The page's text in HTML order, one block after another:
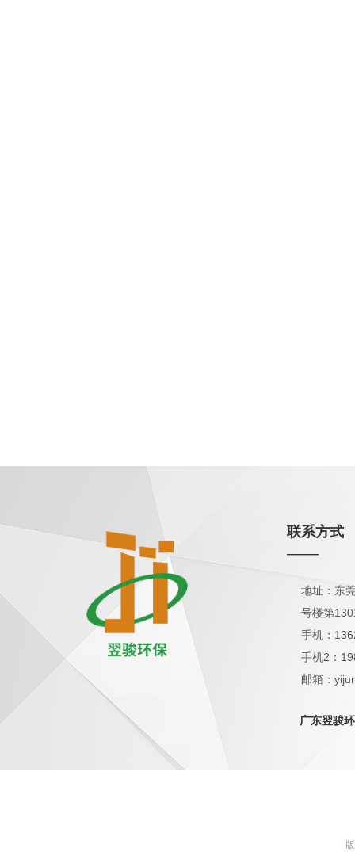
联系方式
——
地址：东
号楼第
手机：
手机2：
邮箱：
广东翌骏